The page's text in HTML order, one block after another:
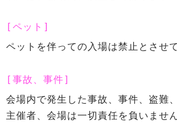
[ペット]
ペットを伴っての入場は禁止とさせ
[事故、事件]
会場内で発生した事故、事件、盗難
主催者、会場は一切責任を負いませ